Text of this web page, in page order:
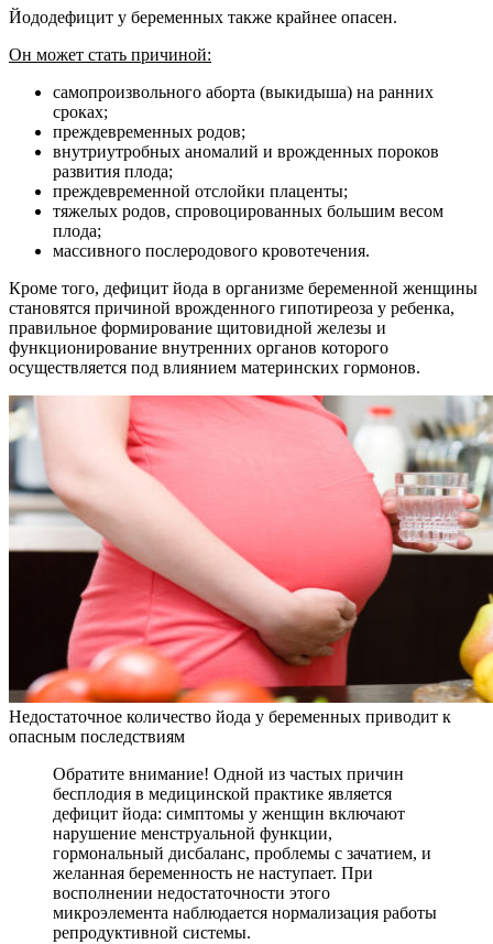
Йододефицит у беременных также крайнее опасен.
Он может стать причиной:
самопроизвольного аборта (выкидыша) на ранних
сроках;
преждевременных родов;
внутриутробных аномалий и врожденных пороков
развития плода;
преждевременной отслойки плаценты;
тяжелых родов, спровоцированных большим весом
плода;
массивного послеродового кровотечения.
Кроме того, дефицит йода в организме беременной женщины
становятся причиной врожденного гипотиреоза у ребенка,
правильное формирование щитовидной железы и
функционирование внутренних органов которого
осуществляется под влиянием материнских гормонов.
Недостаточное количество йода у беременных приводит к
опасным последствиям
Обратите внимание! Одной из частых причин
бесплодия в медицинской практике является
дефицит йода: симптомы у женщин включают
нарушение менструальной функции,
гормональный дисбаланс, проблемы с зачатием, и
желанная беременность не наступает. При
восполнении недостаточности этого
микроэлемента наблюдается нормализация работы
репродуктивной системы.